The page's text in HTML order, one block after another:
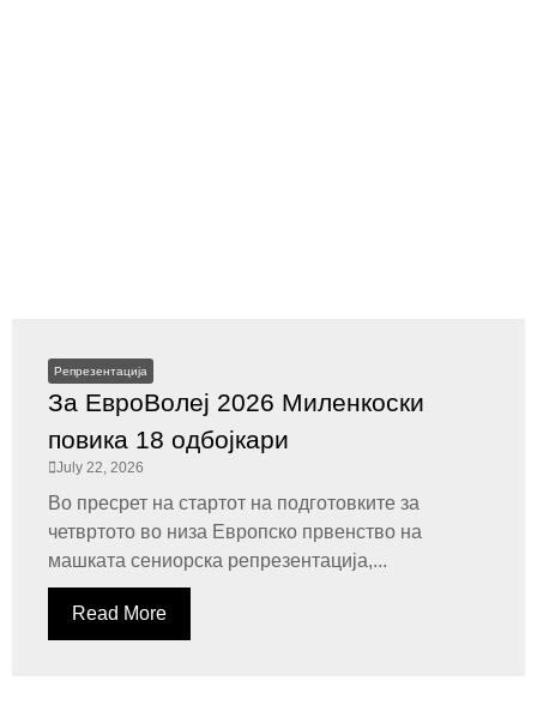
Репрезентација
За ЕвроВолеј 2026 Миленкоски
повика 18 одбојкари
July 22, 2026
Во пресрет на стартот на подготовките за
четвртото во низа Европско првенство на
машката сениорска репрезентација,...
Read More